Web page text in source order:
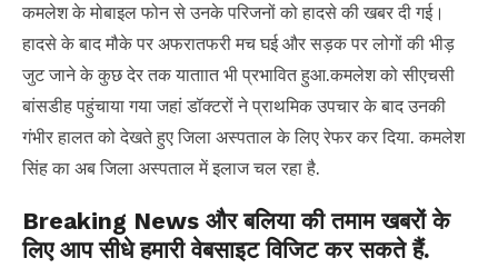
कमलेश के मोबाइल फोन से उनके परिजनों को हादसे की खबर दी गई।
हादसे के बाद मौके पर अफरातफरी मच घई और सड़क पर लोगों की भीड़
जुट जाने के कुछ देर तक याताात भी प्रभावित हुआ.कमलेश को सीएचसी
बांसडीह पहुंचाया गया जहां डॉक्टरों ने प्राथमिक उपचार के बाद उनकी
गंभीर हालत को देखते हुए जिला अस्पताल के लिए रेफर कर दिया. कमलेश
सिंह का अब जिला अस्पताल में इलाज चल रहा है.
Breaking News और बलिया की तमाम खबरों के
लिए आप सीधे हमारी वेबसाइट विजिट कर सकते हैं.